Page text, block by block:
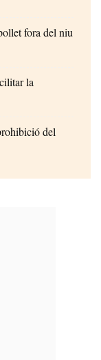
fora del niu
la
del